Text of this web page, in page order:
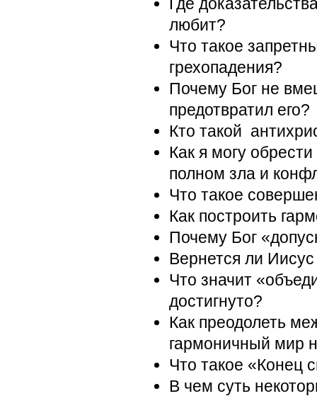
любит?
Что такое
грехопадения?
Почему Бог не
предотвратил его?
Кто такой
Как я могу
полном зла и
Что такое
Как построить
Почему Бог
Вернется ли
Что значит
достигнуто?
Как преодолеть
гармоничный мир
Что такое «Конец
В чем суть